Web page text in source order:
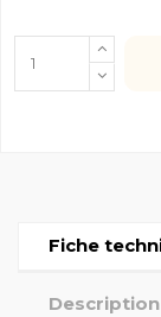
Fiche
Description